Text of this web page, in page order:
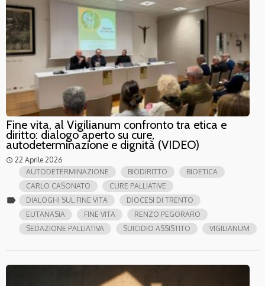
Fine vita, al Vigilianum confronto tra etica e
diritto: dialogo aperto su cure,
autodeterminazione e dignità (VIDEO)
access_time 22 Aprile 2026
label
AUTODETERMINAZIONE BIODIRITTO
BIOETICA
CARLO CASONATO
CURE PALLIATIVE
DIALOGHI SUL FINE VITA
DIOCESI DI TRENTO
EUTANASIA
FINE VITA
RENZO PEGORARO
SEDAZIONE PALLIATIVA
SUICIDIO ASSISTITO VIGILIANUM